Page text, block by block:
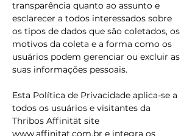
transparência quanto ao assunto e
esclarecer a todos interessados sobre
os tipos de dados que são coletados, os
motivos da coleta e a forma como os
usuários podem gerenciar ou excluir as
suas informações pessoais.
Esta Política de Privacidade aplica-se a
todos os usuários e visitantes da
Thribos Affinität site
www.affinitat.com.br e integra os